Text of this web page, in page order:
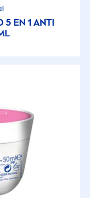
5 EN 1 ANTI